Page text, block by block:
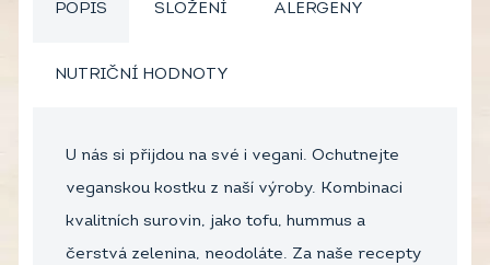
POPIS SLOŽENÍ ALERGENY
NUTRIČNÍ HODNOTY
U nás si přijdou na své i vegani. Ochutnejte
veganskou kostku z naší výroby. Kombinaci
kvalitních surovin, jako tofu, hummus a
čerstvá zelenina, neodoláte. Za naše recepty